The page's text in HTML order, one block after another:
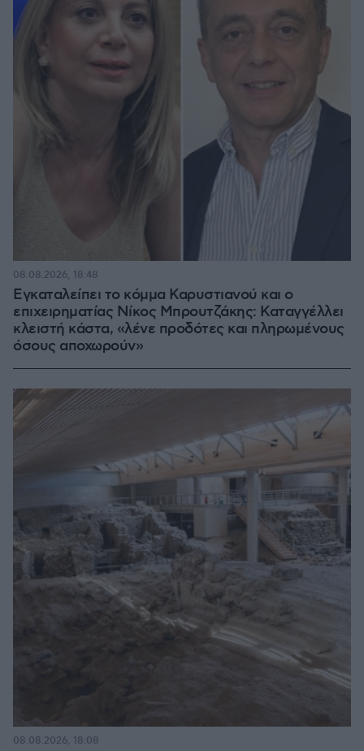
Εγκαταλείπει το κόμμα Καρυστιανού και ο
επιχειρηματίας Νίκος Μπρουτζάκης: Καταγγέλλει
κλειστή κάστα, «λένε προδότες και πληρωμένους
όσους αποχωρούν»
08.08.2026, 18:48
08.08.2026, 18:08